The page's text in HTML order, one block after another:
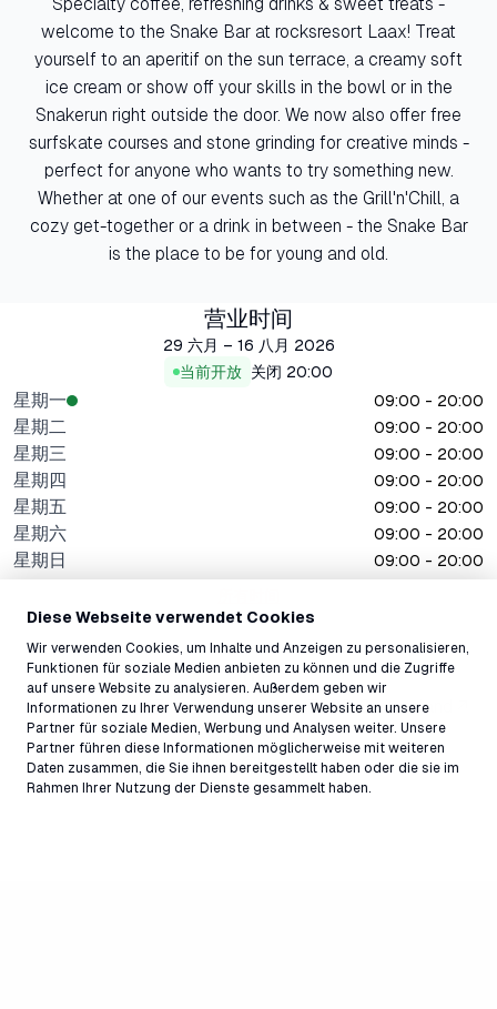
Diese Webseite verwendet Cookies
Wir verwenden Cookies, um Inhalte und Anzeigen zu personalisieren,
Funktionen für soziale Medien anbieten zu können und die Zugriffe
auf unsere Website zu analysieren. Außerdem geben wir
Informationen zu Ihrer Verwendung unserer Website an unsere
Partner für soziale Medien, Werbung und Analysen weiter. Unsere
Partner führen diese Informationen möglicherweise mit weiteren
Daten zusammen, die Sie ihnen bereitgestellt haben oder die sie im
Rahmen Ihrer Nutzung der Dienste gesammelt haben.
Specialty coffee, refreshing drinks & sweet treats -
welcome to the Snake Bar at rocksresort Laax! Treat
yourself to an aperitif on the sun terrace, a creamy soft
ice cream or show off your skills in the bowl or in the
Snakerun right outside the door. We now also offer free
surfskate courses and stone grinding for creative minds -
perfect for anyone who wants to try something new.
Whether at one of our events such as the Grill'n'Chill, a
cozy get-together or a drink in between - the Snake Bar
is the place to be for young and old.
营业时间
29 六月 – 16 八月 2026
当前开放 关闭 20:00
星期一 09:00 - 20:00
星期二 09:00 - 20:00
星期三 09:00 - 20:00
星期四 09:00 - 20:00
星期五 09:00 - 20:00
星期六 09:00 - 20:00
星期日
09:00 - 20:00
地址
Via Murschetg 17, Laax Murschetg, 7032, Switzerland ↗
联系
snakebar@laax.com
+41 81 927 99 45